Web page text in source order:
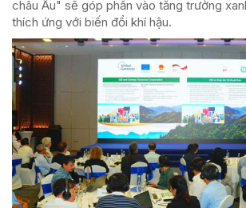
châu Âu" sẽ góp phần vào tăng trưởng
thích ứng với biến đổi khí hậu.